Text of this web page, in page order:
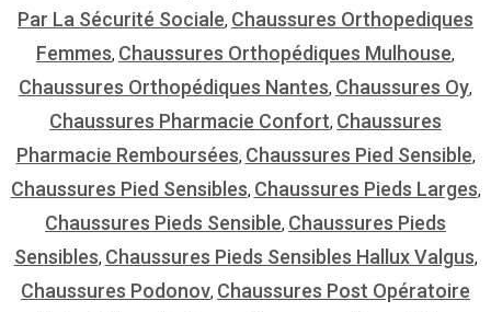
Par La Sécurité Sociale, Chaussures Orthopediques
Femmes, Chaussures Orthopédiques Mulhouse,
Chaussures Orthopédiques Nantes, Chaussures Oy,
Chaussures Pharmacie Confort, Chaussures
Pharmacie Remboursées, Chaussures Pied Sensible,
Chaussures Pied Sensibles, Chaussures Pieds Larges,
Chaussures Pieds Sensible, Chaussures Pieds
Sensibles, Chaussures Pieds Sensibles Hallux Valgus,
Chaussures Podonov, Chaussures Post Opératoire